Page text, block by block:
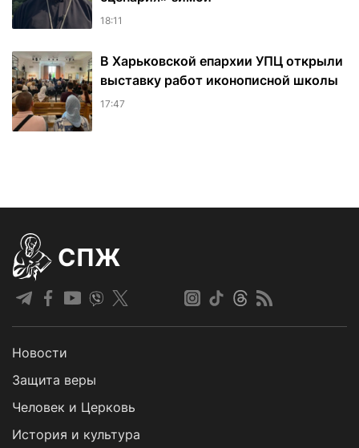
18:11
В Харьковской епархии УПЦ открыли
выставку работ иконописной школы
17:47
СПЖ
Новости
Защита веры
Человек и Церковь
История и культура